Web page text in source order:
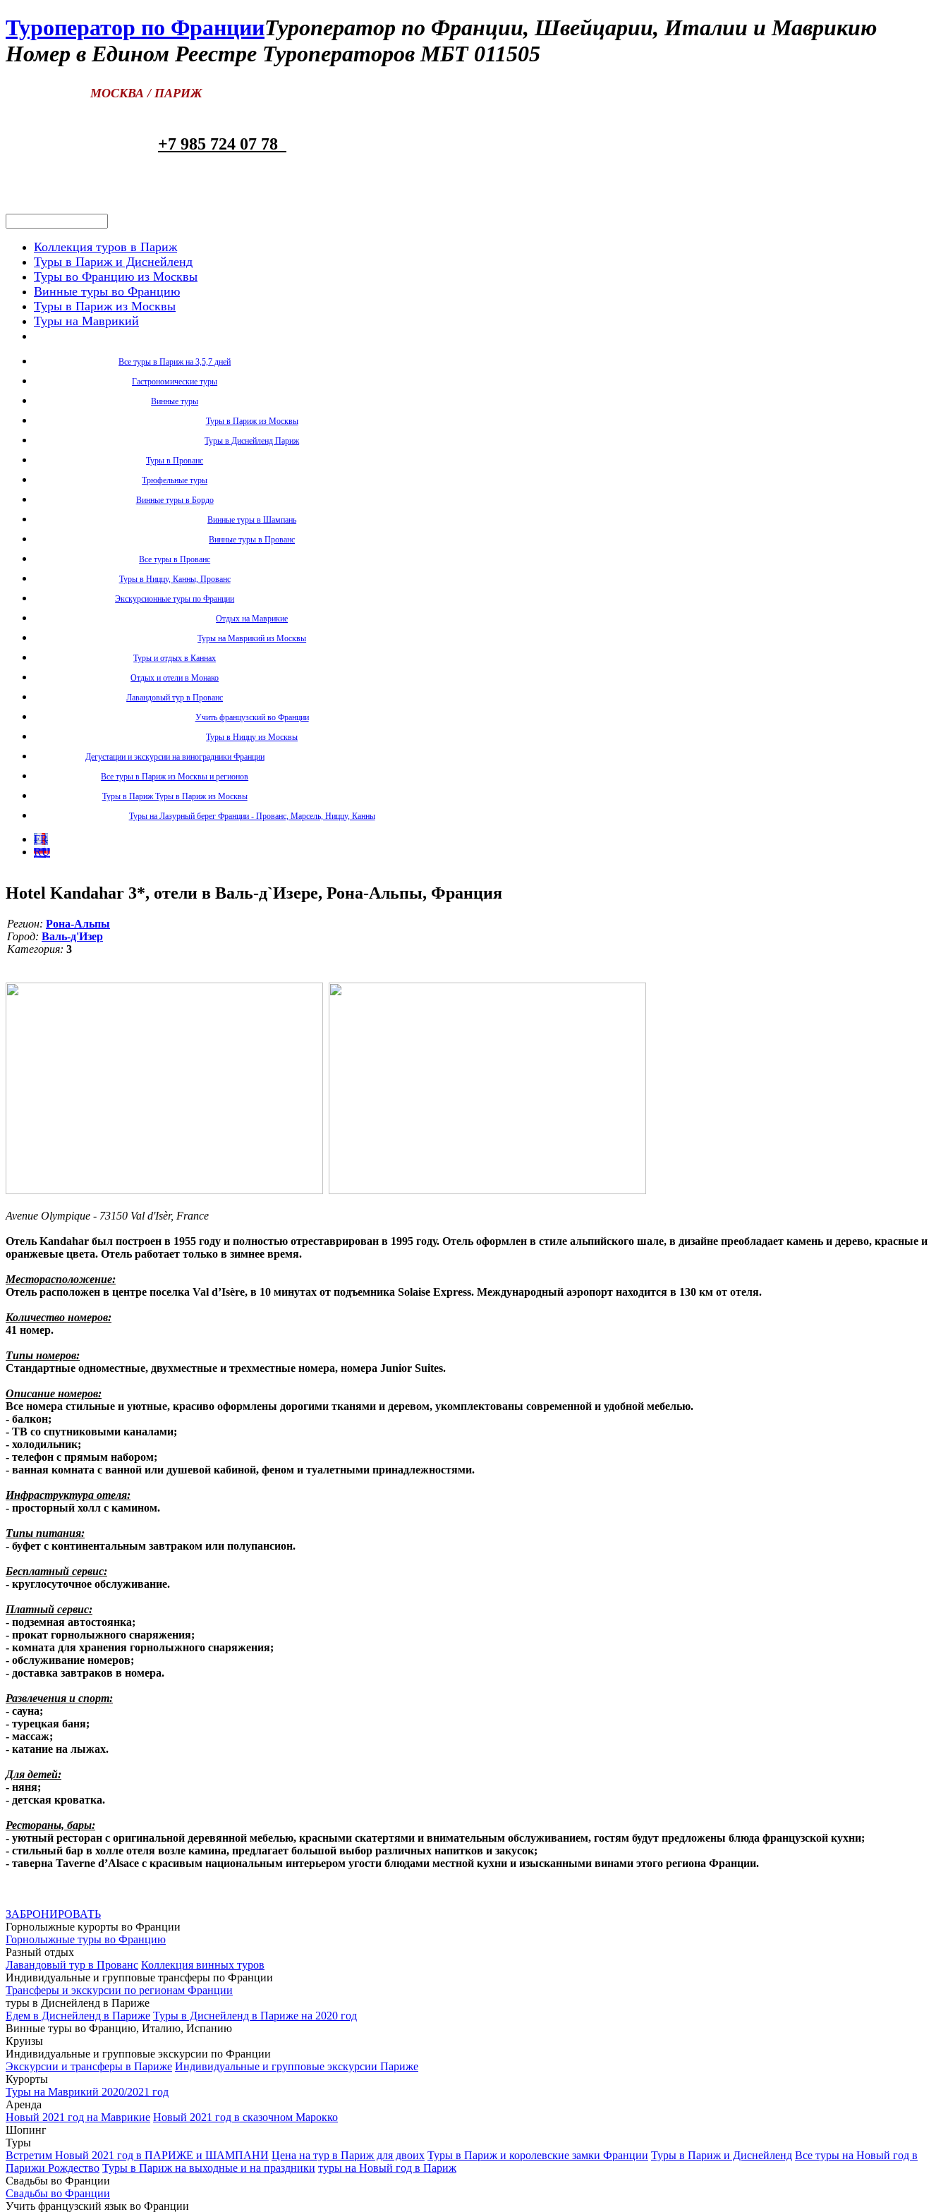
Туроператор по ФранцииТуроператор по Франции, Швейцарии, Италии и Маврикию
Номер в Едином Реестре Туроператоров МБТ 011505
МОСКВА / ПАРИЖ
+7 985 724 07 78
Коллекция туров в Париж
Туры в Париж и Диснейленд
Туры во Францию из Москвы
Винные туры во Францию
Туры в Париж из Москвы
Туры на Маврикий
Все туры в Париж на 3,5,7 дней
Гастрономические туры
Винные туры
Туры в Париж из Москвы
Туры в Диснейленд Париж
Туры в Прованс
Трюфельные туры
Винные туры в Бордо
Винные туры в Шампань
Винные туры в Прованс
Все туры в Прованс
Туры в Ниццу, Канны, Прованс
Экскурсионные туры по Франции
Отдых на Маврикие
Туры на Маврикий из Москвы
Туры и отдых в Каннах
Отдых и отели в Монако
Лавандовый тур в Прованс
Учить французский во Франции
Туры в Ниццу из Москвы
Дегустации и экскурсии на виноградники Франции
Все туры в Париж из Москвы и регионов
Туры в Париж Туры в Париж из Москвы
Туры на Лазурный берег Франции - Прованс, Марсель, Ниццу, Канны
FR
RU
Hotel Kandahar 3*, отели в Валь-д`Изере, Рона-Альпы, Франция
Регион: Рона-Альпы
Город: Валь-д'Изер
Категория: 3
Avenue Olympique - 73150 Val d'Isèr, France
Отель Kandahar был построен в 1955 году и полностью отреставрирован в 1995 году. Отель оформлен в стиле альпийского шале, в дизайне преобладает камень и дерево, красные и
оранжевые цвета. Отель работает только в зимнее время.
Месторасположение:
Отель расположен в центре поселка Val d’Isère, в 10 минутах от подъемника Solaise Express. Международный аэропорт находится в 130 км от отеля.
Количество номеров:
41 номер.
Типы номеров:
Стандартные одноместные, двухместные и трехместные номера, номера Junior Suites.
Описание номеров:
Все номера стильные и уютные, красиво оформлены дорогими тканями и деревом, укомплектованы современной и удобной мебелью.
- балкон;
- ТВ со спутниковыми каналами;
- холодильник;
- телефон с прямым набором;
- ванная комната с ванной или душевой кабиной, феном и туалетными принадлежностями.
Инфраструктура отеля:
- просторный холл с камином.
Типы питания:
- буфет с континентальным завтраком или полупансион.
Бесплатный сервис:
- круглосуточное обслуживание.
Платный сервис:
- подземная автостоянка;
- прокат горнолыжного снаряжения;
- комната для хранения горнолыжного снаряжения;
- обслуживание номеров;
- доставка завтраков в номера.
Развлечения и спорт:
- сауна;
- турецкая баня;
- массаж;
- катание на лыжах.
Для детей:
- няня;
- детская кроватка.
Рестораны, бары:
- уютный ресторан с оригинальной деревянной мебелью, красными скатертями и внимательным обслуживанием, гостям будут предложены блюда французской кухни;
- стильный бар в холле отеля возле камина, предлагает большой выбор различных напитков и закусок;
- таверна Taverne d’Alsace с красивым национальным интерьером угости блюдами местной кухни и изысканными винами этого региона Франции.
ЗАБРОНИРОВАТЬ
Горнолыжные курорты во Франции
Горнолыжные туры во Францию
Разный отдых
Лавандовый тур в Прованс Коллекция винных туров
Индивидуальные и групповые трансферы по Франции
Трансферы и экскурсии по регионам Франции
туры в Диснейленд в Париже
Едем в Диснейленд в Париже Туры в Диснейленд в Париже на 2020 год
Винные туры во Францию, Италию, Испанию
Круизы
Индивидуальные и групповые экскурсии по Франции
Экскурсии и трансферы в Париже Индивидуальные и групповые экскурсии Париже
Курорты
Туры на Маврикий 2020/2021 год
Аренда
Новый 2021 год на Маврикие Новый 2021 год в сказочном Марокко
Шопинг
Туры
Встретим Новый 2021 год в ПАРИЖЕ и ШАМПАНИ Цена на тур в Париж для двоих Туры в Париж и королевские замки Франции Туры в Париж и Диснейленд Все туры на Новый год в
Парижи Рождество Туры в Париж на выходные и на праздники туры на Новый год в Париж
Свадьбы во Франции
Свадьбы во Франции
Учить французский язык во Франции